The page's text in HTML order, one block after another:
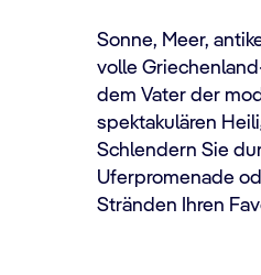
Sonne, Meer,
volle
dem Vater der
spektakulären
Schlendern Sie
Uferpromenade
Stränden Ihren